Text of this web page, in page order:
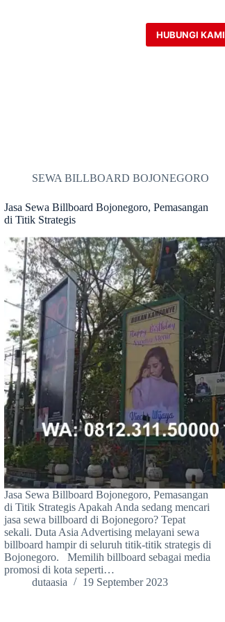
HUBUNGI KAMI
SEWA BILLBOARD BOJONEGORO
Jasa Sewa Billboard Bojonegoro, Pemasangan
di Titik Strategis
Jasa Sewa Billboard Bojonegoro, Pemasangan
di Titik Strategis Apakah Anda sedang mencari
jasa sewa billboard di Bojonegoro? Tepat
sekali. Duta Asia Advertising melayani sewa
billboard hampir di seluruh titik-titik strategis di
Bojonegoro. Memilih billboard sebagai media
promosi di kota seperti…
dutaasia
19 September 2023